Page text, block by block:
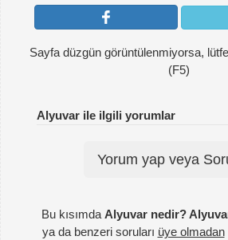
Sayfa düzgün görüntülenmiyorsa,
(F5)
Alyuvar ile ilgili yorumlar
Yorum yap veya
Bu kısımda Alyuvar nedir?
ya da benzeri soruları üye olmadan